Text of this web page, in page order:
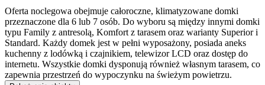
Oferta noclegowa obejmuje całoroczne, klimatyzowane domki
przeznaczone dla 6 lub 7 osób. Do wyboru są między innymi domki
typu Family z antresolą, Komfort z tarasem oraz warianty Superior i
Standard. Każdy domek jest w pełni wyposażony, posiada aneks
kuchenny z lodówką i czajnikiem, telewizor LCD oraz dostęp do
internetu. Wszystkie domki dysponują również własnym tarasem, co
zapewnia przestrzeń do wypoczynku na świeżym powietrzu.